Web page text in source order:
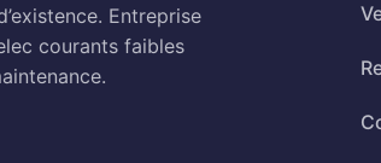
Entreprise
courants faibles